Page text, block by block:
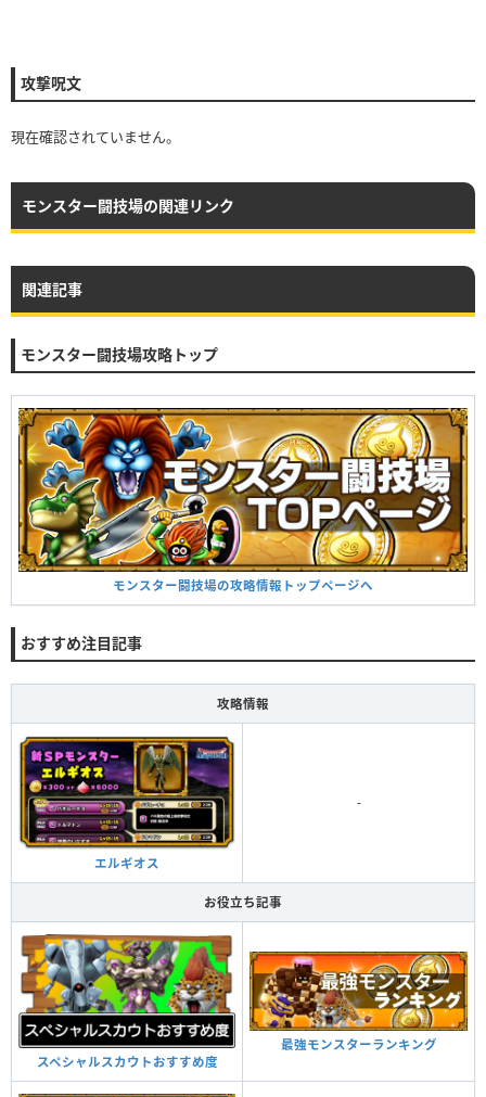
攻撃呪文
現在確認されていません。
モンスター闘技場の関連リンク
関連記事
モンスター闘技場攻略トップ
モンスター闘技場の攻略情報トップページへ
おすすめ注目記事
攻略情報
エルギオス
-
お役立ち記事
スペシャルスカウトおすすめ度
最強モンスターランキング